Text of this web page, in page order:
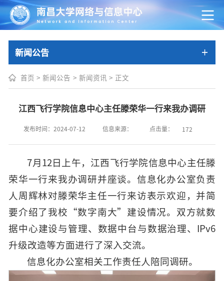
新闻公告
首页 > 新闻公告 > 新闻资讯 > 正文
江西飞行学院信息中心主任滕荣华一行来我办调研
发布时间：2024-07-12 信息来源： 点击量： 172
7月12日上午，江西飞行学院信息中心主任滕
荣华一行来我办调研并座谈。 信息化办公室负责
人周辉林对滕荣华主任一行来访表示欢迎，并简
要介绍了我校“数字南大”建设情况。双方就数
据中心建设与管理、数据中台与数据治理、IPv6
升级改造等方面进行了深入交流。
信息化办公室相关工作责任人陪同调研。